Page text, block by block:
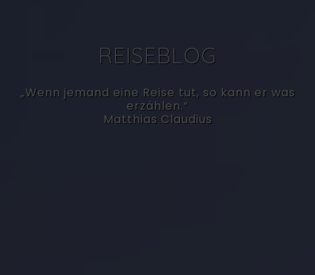
REISE­BLOG
„Wenn jemand eine Reise tut, so kann er was
erzählen.“
Matthias Claudius